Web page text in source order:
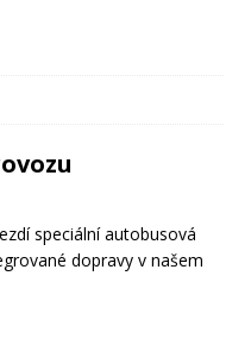
speciální autobusová
dopravy v našem